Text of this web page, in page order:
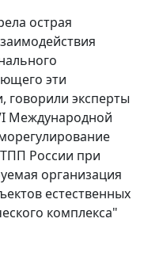
острая
эти
говорили эксперты
Международной
России при
организация
естественных
комплекса"